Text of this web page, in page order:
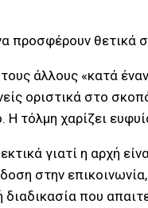
προσφέρουν θετικά
άλλους «κατά
οριστικά στο
τόλμη χαρίζει
γιατί η αρχή
στην επικοινωνία,
που